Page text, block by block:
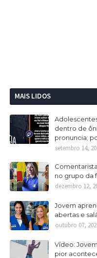
MAIS LIDOS
dentro de
pronuncia;
setembro 14,
no grupo da
dezembro 12,
Jovem
abertas e
outubro 07,
Vídeo:
pior